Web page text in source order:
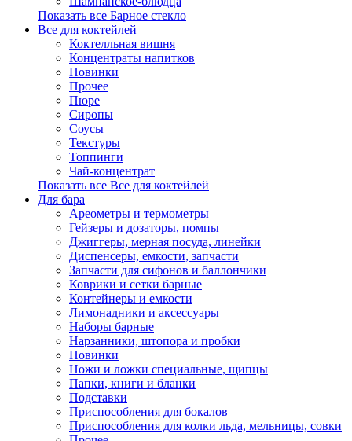
Показать все Барное стекло
Все для коктейлей
Коктелльная вишня
Концентраты напитков
Новинки
Прочее
Пюре
Сиропы
Соусы
Текстуры
Топпинги
Чай-концентрат
Показать все Все для коктейлей
Для бара
Ареометры и термометры
Гейзеры и дозаторы, помпы
Джиггеры, мерная посуда, линейки
Диспенсеры, емкости, запчасти
Запчасти для сифонов и баллончики
Коврики и сетки барные
Контейнеры и емкости
Лимонадники и аксессуары
Наборы барные
Нарзанники, штопора и пробки
Новинки
Ножи и ложки специальные, щипцы
Папки, книги и бланки
Подставки
Приспособления для бокалов
Приспособления для колки льда, мельницы, совки